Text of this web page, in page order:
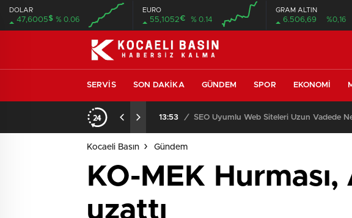
DOLAR
47,6005$ % 0.06
EURO
55,1052€ % 0.14
GRAM ALTIN
6.506,69 %0,16
SERVIS SON DAKIKA GÜNDEM SPOR EKONOMI
13:53 / SEO Uyumlu Web Siteleri Uzun Vadede Ne
Kocaeli Basın Gündem
KO-MEK
uzattı